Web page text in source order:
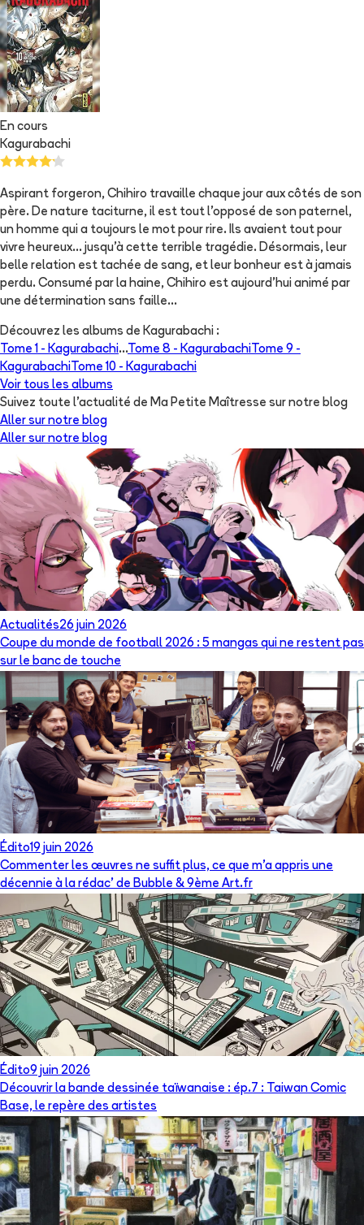
En cours
Kagurabachi
Aspirant forgeron, Chihiro travaille chaque jour aux côtés de son
père. De nature taciturne, il est tout l'opposé de son paternel,
un homme qui a toujours le mot pour rire. Ils avaient tout pour
vivre heureux... jusqu'à cette terrible tragédie. Désormais, leur
belle relation est tachée de sang, et leur bonheur est à jamais
perdu. Consumé par la haine, Chihiro est aujourd'hui animé par
une détermination sans faille...
Découvrez les albums de Kagurabachi :
Tome 1 - Kagurabachi...Tome 8 - Kagurabachi Tome 9 -
Kagurabachi Tome 10 - Kagurabachi
Voir tous les albums
Suivez toute l'actualité de Ma Petite Maîtresse sur notre blog
Aller sur notre blog
Aller sur notre blog
Actualités26 juin 2026
Coupe du monde de football 2026 : 5 mangas qui ne restent pas
sur le banc de touche
Édito19 juin 2026
Commenter les œuvres ne suffit plus, ce que m’a appris une
décennie à la rédac’ de Bubble & 9ème Art.fr
Édito9 juin 2026
Découvrir la bande dessinée taïwanaise : ép.7 : Taiwan Comic
Base, le repère des artistes